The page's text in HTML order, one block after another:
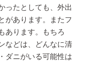
ったとしても、外出
があります。またフ
あります。もちろ
などは、どんなに清
ダニがいる可能性は